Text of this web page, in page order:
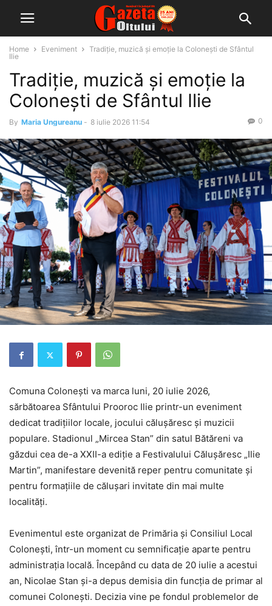
Home Eveniment
Tradiție, muzică și emoție la Colonești de Sfântul
Ilie
Tradiție, muzică și emoție la
Colonești de Sfântul Ilie
By Maria Ungureanu - 8 iulie 2026 11:54 0
Comuna Colonești va marca luni, 20 iulie 2026,
sărbătoarea Sfântului Prooroc Ilie printr-un eveniment
dedicat tradițiilor locale, jocului călușăresc și muzicii
populare. Stadionul „Mircea Stan” din satul Bătăreni va
găzdui cea de-a XXII-a ediție a Festivalului Călușăresc „Ilie
Martin”, manifestare devenită reper pentru comunitate și
pentru formațiile de călușari invitate din mai multe
localități.
Evenimentul este organizat de Primăria și Consiliul Local
Colonești, într-un moment cu semnificație aparte pentru
administrația locală. Începând cu data de 20 iulie a acestui
an, Nicolae Stan și-a depus demisia din funcția de primar al
comunei Colonești. Decizia vine pe fondul problemelor de